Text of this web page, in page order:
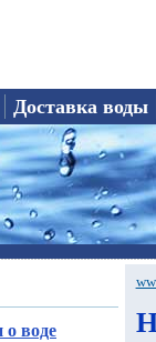
Доставка воды
о воде